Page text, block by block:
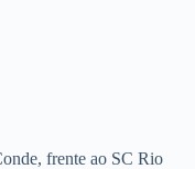
frente ao SC Rio